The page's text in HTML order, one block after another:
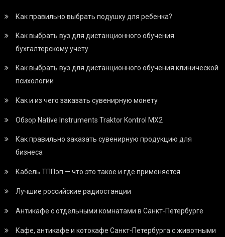
Как правильно выбрать подушку для ребенка?
Как выбрать вуз для дистанционного обучения
бухгалтерскому учету
Как выбрать вуз для дистанционного обучения клинической
психологии
Как и из чего заказать сувенирную монету
Обзор Native Instruments Traktor Kontrol MX2
Как правильно заказать сувенирную продукцию для
бизнеса
Кабель ТППэп — что это такое и где применяется
Лучшие российские радиостанции
Антикафе с отдельными комнатами в Санкт-Петербурге
Кафе, антикафе и котокафе Санкт-Петербурга с животными